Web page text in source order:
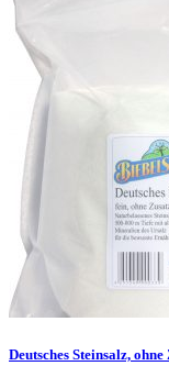
Deutsches Steinsalz,